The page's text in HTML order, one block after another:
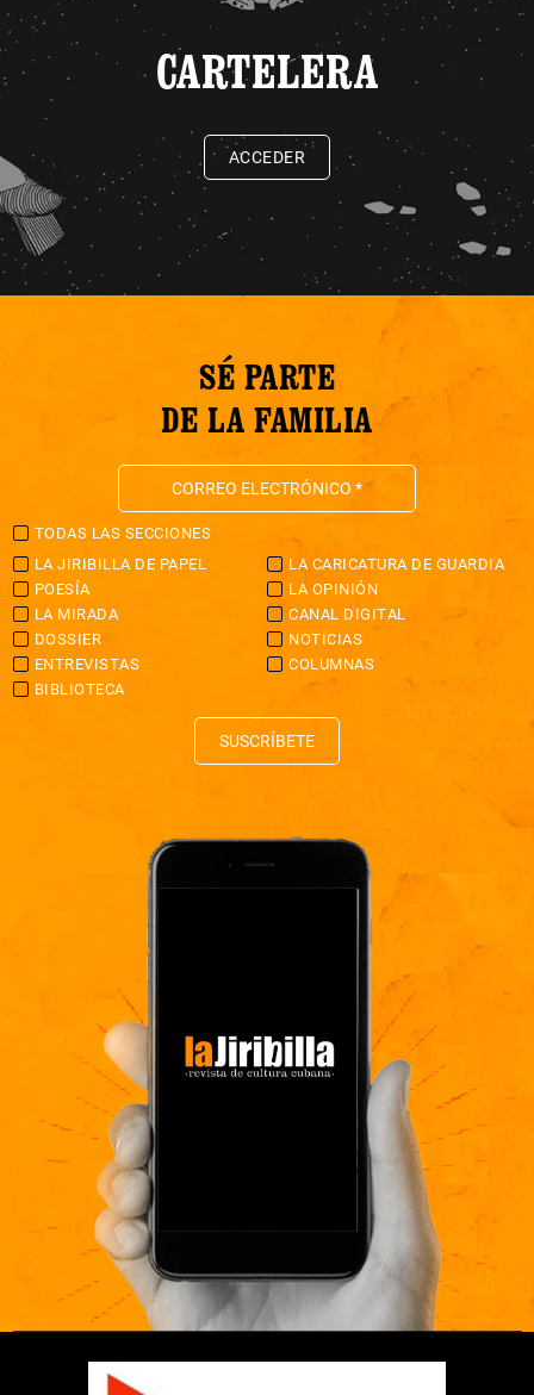
CARTELERA
ACCEDER
SÉ PARTE
DE LA FAMILIA
TODAS LAS SECCIONES
LA JIRIBILLA DE PAPEL
LA CARICATURA DE GUARDIA
POESÍA
LA OPINIÓN
LA MIRADA
CANAL DIGITAL
DOSSIER
NOTICIAS
ENTREVISTAS
COLUMNAS
BIBLIOTECA
SUSCRÍBETE